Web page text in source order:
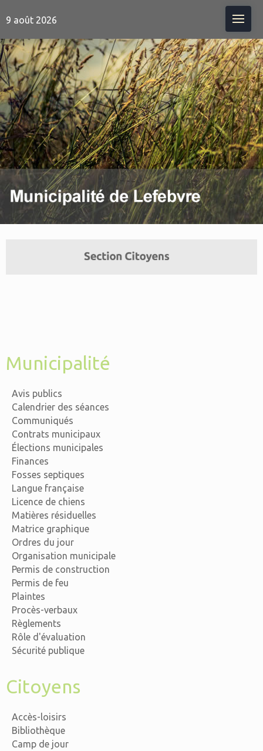
9 août 2026
Municipalité
Avis publics
Calendrier des séances
Communiqués
Contrats municipaux
Élections municipales
Finances
Fosses septiques
Langue française
Licence de chiens
Matières résiduelles
Matrice graphique
Ordres du jour
Organisation municipale
Permis de construction
Permis de feu
Plaintes
Procès-verbaux
Règlements
Rôle d'évaluation
Sécurité publique
Citoyens
Accès-loisirs
Bibliothèque
Camp de jour